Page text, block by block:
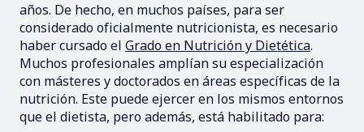
años. De hecho, en muchos países, para ser
considerado oficialmente nutricionista, es necesario
haber cursado el Grado en Nutrición y Dietética.
Muchos profesionales amplían su especialización
con másteres y doctorados en áreas específicas de la
nutrición. Este puede ejercer en los mismos entornos
que el dietista, pero además, está habilitado para: